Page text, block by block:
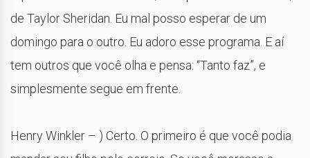
de Taylor Sheridan. Eu mal posso esperar de um
domingo para o outro. Eu adoro esse programa. E aí
tem outros que você olha e pensa: “Tanto faz”, e
simplesmente segue em frente.
Henry Winkler – ) Certo. O primeiro é que você podia